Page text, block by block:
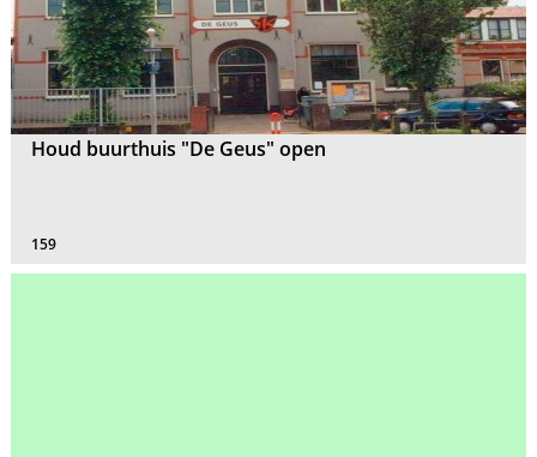
Houd buurthuis "De Geus" open
159